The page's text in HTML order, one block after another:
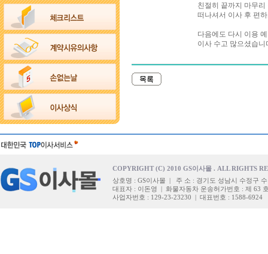
친절히 끝까지 마무
떠나셔서 이사 후 편
다음에도 다시 이용
이사 수고 많으셨습니
COPYRIGHT (C) 2010 GS이사몰 . ALL RIGHTS
상호명 : GS이사몰 | 주 소 : 경기도 성남시 수정구
대표자 : 이돈영 | 화물자동차 운송허가번호 : 제 63
사업자번호 : 129-23-23230 | 대표번호 : 1588-6924